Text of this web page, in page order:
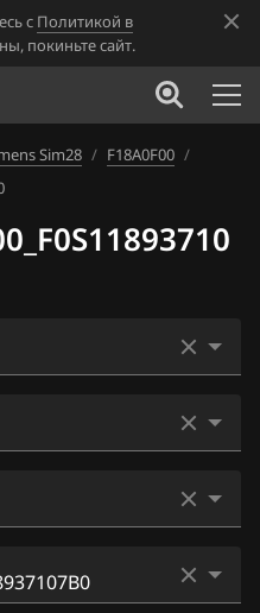
с Политикой в
покиньте сайт.
Sim28 / F18A0F00 /